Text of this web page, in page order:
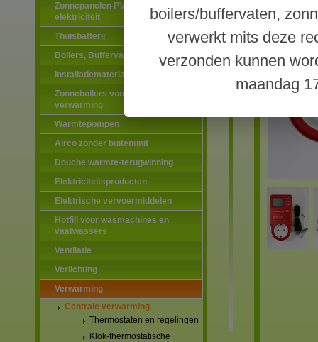
Zonnepanelen PV-systemen
elektriciteit
Thuisbatterij
Boilers, Buffervaten en toebehoren
Installatiematerialen
Zonneboilers voor warmtapwater en
verwarming
Warmtepompen
Airco zonder buitenunit
Douche warmte-terugwinning
Elektriciteitsproducten
Elektrische vervoermiddelen
Hotfill voor wasmachines en
vaatwassers
Ventilatie
Verlichting
Verwarming
Centrale verwarming
Thermostaten en regelingen
Klok-thermostatische
boilers/buffervaten,
verwerkt mits deze
verzonden kunnen
maandag